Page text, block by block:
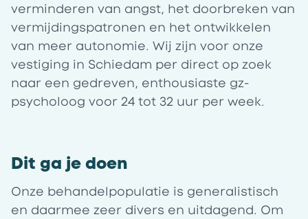
verminderen van angst, het doorbreken van
vermijdingspatronen en het ontwikkelen
van meer autonomie. Wij zijn voor onze
vestiging in Schiedam per direct op zoek
naar een gedreven, enthousiaste gz-
psycholoog voor 24 tot 32 uur per week.
Dit ga je doen
Onze behandelpopulatie is generalistisch
en daarmee zeer divers en uitdagend. Om